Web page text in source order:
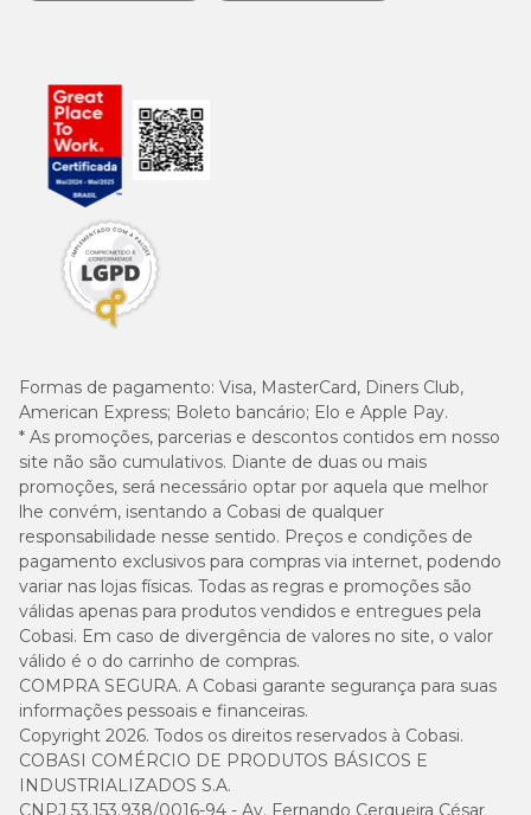
Formas de pagamento: Visa, MasterCard, Diners Club,
American Express; Boleto bancário; Elo e Apple Pay.
* As promoções, parcerias e descontos contidos em nosso
site não são cumulativos. Diante de duas ou mais
promoções, será necessário optar por aquela que melhor
lhe convém, isentando a Cobasi de qualquer
responsabilidade nesse sentido. Preços e condições de
pagamento exclusivos para compras via internet, podendo
variar nas lojas físicas. Todas as regras e promoções são
válidas apenas para produtos vendidos e entregues pela
Cobasi. Em caso de divergência de valores no site, o valor
válido é o do carrinho de compras.
COMPRA SEGURA. A Cobasi garante segurança para suas
informações pessoais e financeiras.
Copyright 2026. Todos os direitos reservados à Cobasi.
COBASI COMÉRCIO DE PRODUTOS BÁSICOS E
INDUSTRIALIZADOS S.A.
CNPJ 53.153.938/0016-94 - Av. Fernando Cerqueira César